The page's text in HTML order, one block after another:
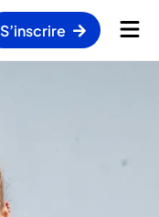
S’inscrire